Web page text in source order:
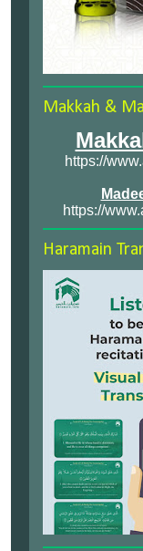
Makkah &
https://
https://
Haramain